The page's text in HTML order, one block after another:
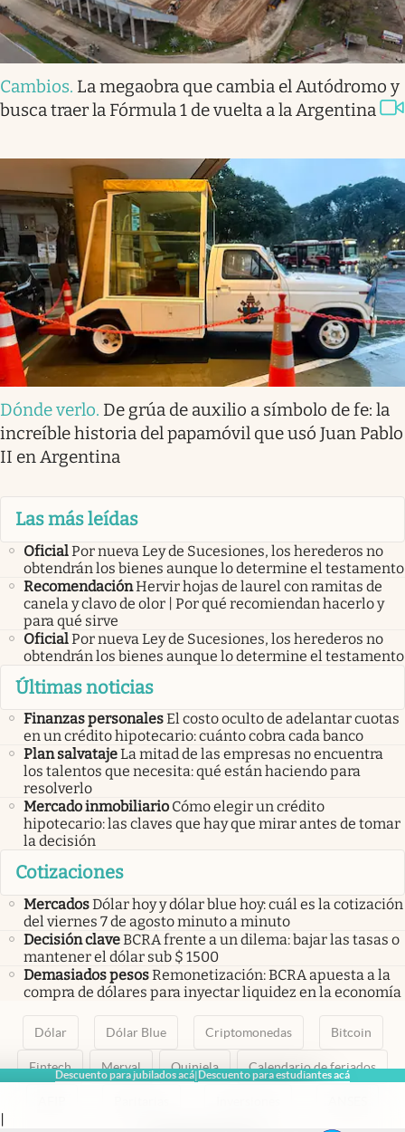
Descuento para jubilados acá|Descuento para estudiantes acá
|
Cambios. La megaobra que cambia el Autódromo y
busca traer la Fórmula 1 de vuelta a la Argentina
Dónde verlo. De grúa de auxilio a símbolo de fe: la
increíble historia del papamóvil que usó Juan Pablo
II en Argentina
Las más leídas
OficialPor nueva Ley de Sucesiones, los herederos no
obtendrán los bienes aunque lo determine el testamento
RecomendaciónHervir hojas de laurel con ramitas de
canela y clavo de olor | Por qué recomiendan hacerlo y
para qué sirve
OficialPor nueva Ley de Sucesiones, los herederos no
obtendrán los bienes aunque lo determine el testamento
Últimas noticias
Finanzas personalesEl costo oculto de adelantar cuotas
en un crédito hipotecario: cuánto cobra cada banco
Plan salvatajeLa mitad de las empresas no encuentra
los talentos que necesita: qué están haciendo para
resolverlo
Mercado inmobiliario Cómo elegir un crédito
hipotecario: las claves que hay que mirar antes de tomar
la decisión
Cotizaciones
MercadosDólar hoy y dólar blue hoy: cuál es la cotización
del viernes 7 de agosto minuto a minuto
Decisión claveBCRA frente a un dilema: bajar las tasas o
mantener el dólar sub $ 1500
Demasiados pesosRemonetización: BCRA apuesta a la
compra de dólares para inyectar liquidez en la economía
Dólar Dólar Blue Criptomonedas Bitcoin
Fintech Merval Quiniela Calendario de feriados